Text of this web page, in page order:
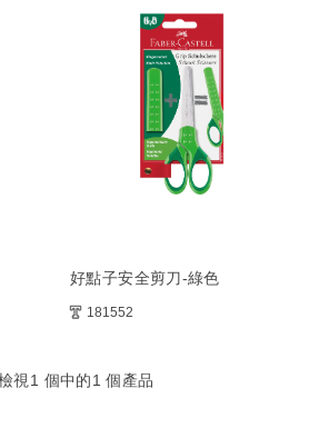
好點子安全剪刀-綠色
181552
視 1 個中的1 個產品